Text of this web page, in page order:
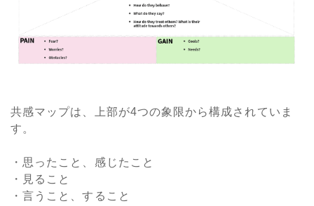
共感マップは、上部が4つの象限から構成されていま
す。
・思ったこと、感じたこと
・見ること
・言うこと、すること